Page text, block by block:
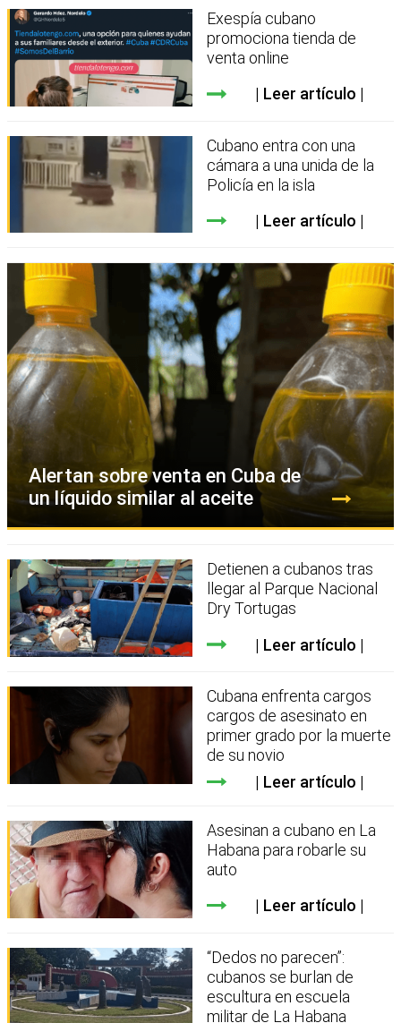
Exespía cubano
promociona tienda de
venta online
Leer artículo
Cubano entra con una
cámara a una unida de la
Policía en la isla
Leer artículo
Alertan sobre venta en Cuba de
un líquido similar al aceite
Detienen a cubanos tras
llegar al Parque Nacional
Dry Tortugas
Leer artículo
Cubana enfrenta cargos
cargos de asesinato en
primer grado por la muerte
de su novio
Leer artículo
Asesinan a cubano en La
Habana para robarle su
auto
Leer artículo
“Dedos no parecen”:
cubanos se burlan de
escultura en escuela
militar de La Habana